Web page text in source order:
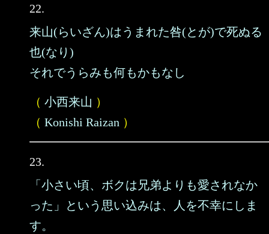
22.
来山(らいざん)はうまれた咎(とが)で死ぬる
也(なり)
それでうらみも何もかもなし
（ 小西来山 ）
（ Konishi Raizan ）
23.
「小さい頃、ボクは兄弟よりも愛されなか
った」という思い込みは、人を不幸にしま
す。